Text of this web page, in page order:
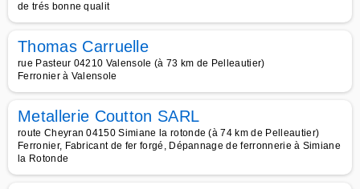
de trés bonne qualit
Thomas Carruelle
rue Pasteur 04210 Valensole (à 73 km de Pelleautier)
Ferronier à Valensole
Metallerie Coutton SARL
route Cheyran 04150 Simiane la rotonde (à 74 km de Pelleautier)
Ferronier, Fabricant de fer forgé, Dépannage de ferronnerie à Simiane
la Rotonde